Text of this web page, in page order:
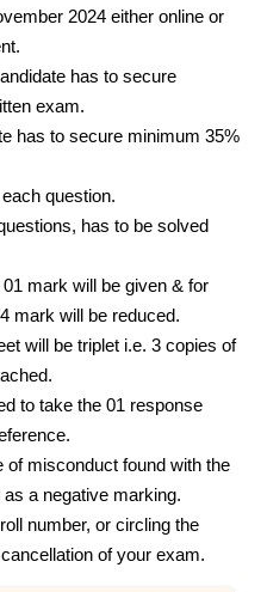
2024 either online or
has to secure
exam.
has to secure minimum 35%
question.
has to be solved
mark will be given & for
mark will be reduced.
will be triplet i.e. 3 copies of
to take the 01 response
of misconduct found with the
a negative marking.
number, or circling the
of your exam.